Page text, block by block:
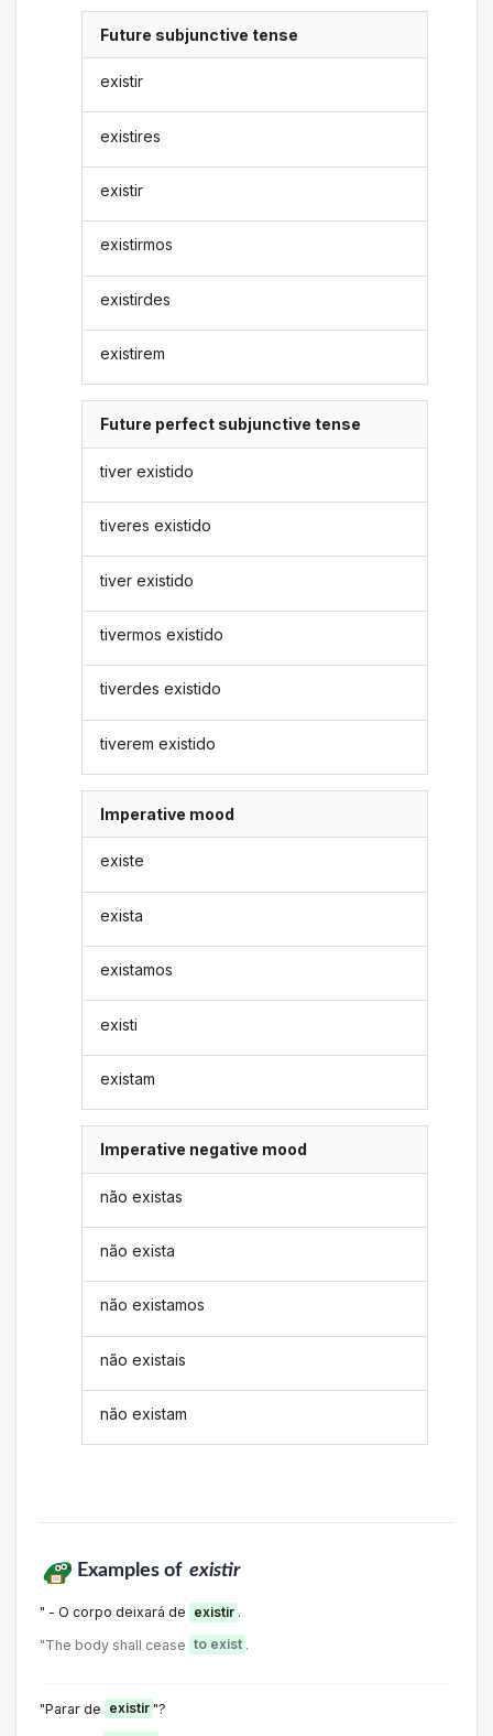
Future subjunctive tense
existir
existires
existir
existirmos
existirdes
existirem
Future perfect subjunctive tense
tiver existido
tiveres existido
tiver existido
tivermos existido
tiverdes existido
tiverem existido
Imperative mood
existe
exista
existamos
existi
existam
Imperative negative mood
não existas
não exista
não existamos
não existais
não existam
Examples of existir
" - O corpo deixará de existir .
"The body shall cease to exist .
"Parar de existir "?